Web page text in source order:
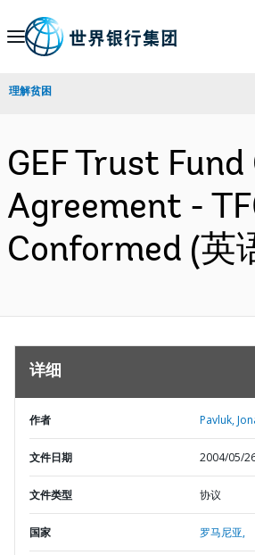
Skip
Navigation
理解贫困
GEF Trust
Agreement -
Conformed (英
详细
作者 Pavluk,
文件日期 2004/05/
文件类型 协议
国家 罗马尼亚,